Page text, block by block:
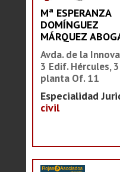
Mª ESPERANZA
DOMÍNGUEZ
MÁRQUEZ
Avda. de la
3 Edif. Hércules,
planta Of. 11
Especialidad
civil